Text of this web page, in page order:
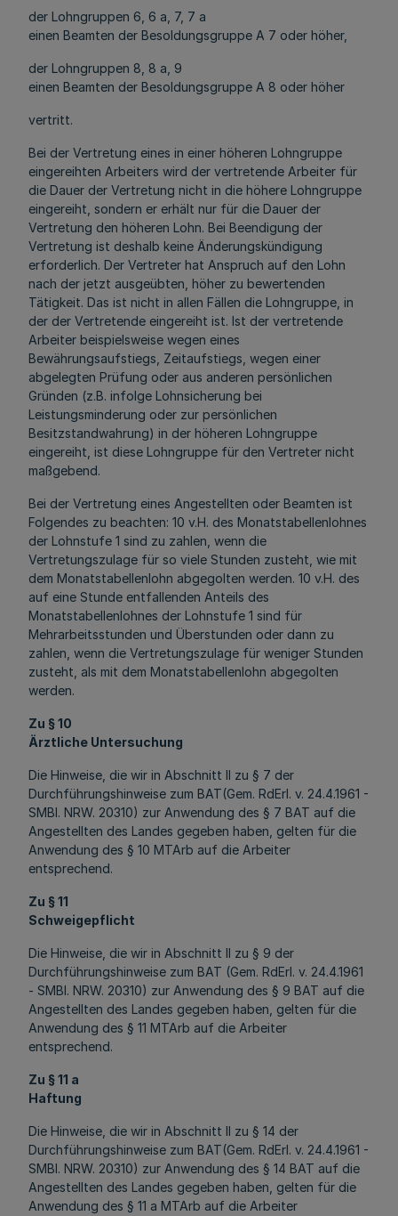
der Lohngruppen 6, 6 a, 7, 7 a
einen Beamten der Besoldungsgruppe A 7 oder höher,
der Lohngruppen 8, 8 a, 9
einen Beamten der Besoldungsgruppe A 8 oder höher
vertritt.
Bei der Vertretung eines in einer höheren Lohngruppe
eingereihten Arbeiters wird der vertretende Arbeiter für
die Dauer der Vertretung nicht in die höhere Lohngruppe
eingereiht, sondern er erhält nur für die Dauer der
Vertretung den höheren Lohn. Bei Beendigung der
Vertretung ist deshalb keine Änderungskündigung
erforderlich. Der Vertreter hat Anspruch auf den Lohn
nach der jetzt ausgeübten, höher zu bewertenden
Tätigkeit. Das ist nicht in allen Fällen die Lohngruppe, in
der der Vertretende eingereiht ist. Ist der vertretende
Arbeiter beispielsweise wegen eines
Bewährungsaufstiegs, Zeitaufstiegs, wegen einer
abgelegten Prüfung oder aus anderen persönlichen
Gründen (z.B. infolge Lohnsicherung bei
Leistungsminderung oder zur persönlichen
Besitzstandwahrung) in der höheren Lohngruppe
eingereiht, ist diese Lohngruppe für den Vertreter nicht
maßgebend.
Bei der Vertretung eines Angestellten oder Beamten ist
Folgendes zu beachten: 10 v.H. des Monatstabellenlohnes
der Lohnstufe 1 sind zu zahlen, wenn die
Vertretungszulage für so viele Stunden zusteht, wie mit
dem Monatstabellenlohn abgegolten werden. 10 v.H. des
auf eine Stunde entfallenden Anteils des
Monatstabellenlohnes der Lohnstufe 1 sind für
Mehrarbeitsstunden und Überstunden oder dann zu
zahlen, wenn die Vertretungszulage für weniger Stunden
zusteht, als mit dem Monatstabellenlohn abgegolten
werden.
Zu § 10
Ärztliche Untersuchung
Die Hinweise, die wir in Abschnitt II zu § 7 der
Durchführungshinweise zum BAT(Gem. RdErl. v. 24.4.1961 -
SMBl. NRW. 20310) zur Anwendung des § 7 BAT auf die
Angestellten des Landes gegeben haben, gelten für die
Anwendung des § 10 MTArb auf die Arbeiter
entsprechend.
Zu § 11
Schweigepflicht
Die Hinweise, die wir in Abschnitt II zu § 9 der
Durchführungshinweise zum BAT (Gem. RdErl. v. 24.4.1961
- SMBl. NRW. 20310) zur Anwendung des § 9 BAT auf die
Angestellten des Landes gegeben haben, gelten für die
Anwendung des § 11 MTArb auf die Arbeiter
entsprechend.
Zu § 11 a
Haftung
Die Hinweise, die wir in Abschnitt II zu § 14 der
Durchführungshinweise zum BAT(Gem. RdErl. v. 24.4.1961 -
SMBl. NRW. 20310) zur Anwendung des § 14 BAT auf die
Angestellten des Landes gegeben haben, gelten für die
Anwendung des § 11 a MTArb auf die Arbeiter